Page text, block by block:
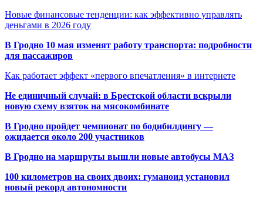
Новые финансовые тенденции: как эффективно управлять
деньгами в 2026 году
В Гродно 10 мая изменят работу транспорта: подробности
для пассажиров
Как работает эффект «первого впечатления» в интернете
Не единичный случай: в Брестской области вскрыли
новую схему взяток на мясокомбинате
В Гродно пройдет чемпионат по бодибилдингу —
ожидается около 200 участников
В Гродно на маршруты вышли новые автобусы МАЗ
100 километров на своих двоих: гуманоид установил
новый рекорд автономности